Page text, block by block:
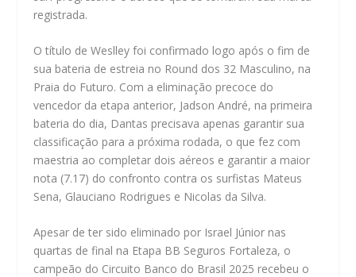
registrada.
O título de Weslley foi confirmado logo após o fim de
sua bateria de estreia no Round dos 32 Masculino, na
Praia do Futuro. Com a eliminação precoce do
vencedor da etapa anterior, Jadson André, na primeira
bateria do dia, Dantas precisava apenas garantir sua
classificação para a próxima rodada, o que fez com
maestria ao completar dois aéreos e garantir a maior
nota (7.17) do confronto contra os surfistas Mateus
Sena, Glauciano Rodrigues e Nicolas da Silva.
Apesar de ter sido eliminado por Israel Júnior nas
quartas de final na Etapa BB Seguros Fortaleza, o
campeão do Circuito Banco do Brasil 2025 recebeu o